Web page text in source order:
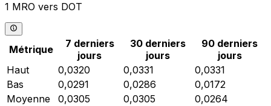
1 MRO vers DOT
Métrique
7 derniers
jours
30 derniers
jours
90 derniers
jours
Haut
0,0320 0,0331
0,0331
Bas
0,0291 0,0286
0,0172
Moyenne
0,0305 0,0305
0,0264